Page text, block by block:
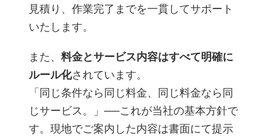
見積り、作業完了までを一貫してサポート
いたします。
また、料金とサービス内容はすべて明確に
ルール化されています。
「同じ条件なら同じ料金、同じ料金なら同
じサービス。」──これが当社の基本方針で
す。現地でご案内した内容は書面にて提示